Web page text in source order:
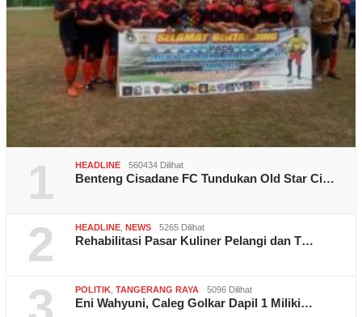
1 HEADLINE 560434 Dilihat
Benteng Cisadane FC Tundukan Old Star Ci…
2 HEADLINE NEWS 5265 Dilihat
Rehabilitasi Pasar Kuliner Pelangi dan T…
POLITIK TANGERANG RAYA 5096 Dilihat
Eni Wahyuni, Caleg Golkar Dapil 1 Miliki…